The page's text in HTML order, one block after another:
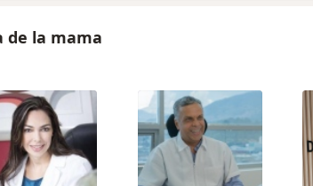
de la mama